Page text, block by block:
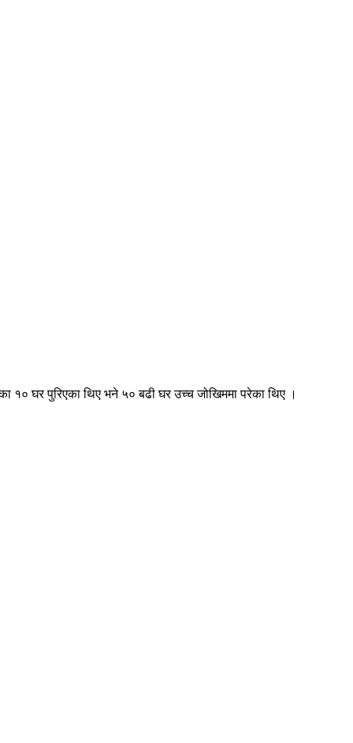
१० घर पुरिएका थिए भने ५० बढी घर उच्च जोखिममा परेका थिए ।